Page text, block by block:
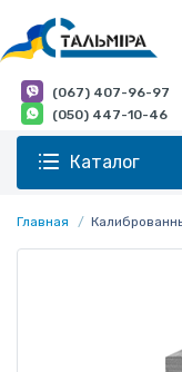
(067) 407-96-97
(050) 447-10-46
Каталог
Главная